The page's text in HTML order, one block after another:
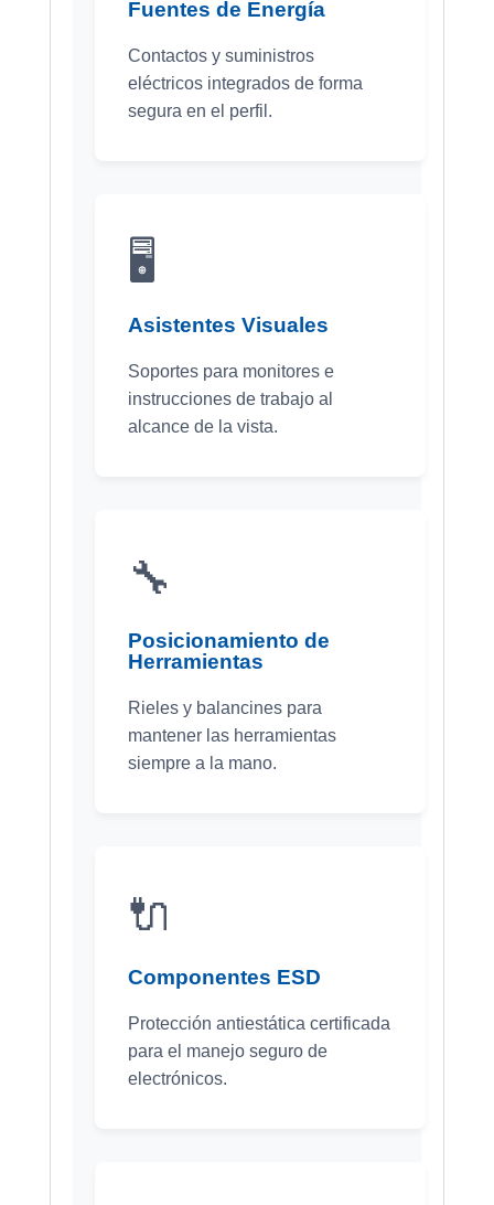
Fuentes de Energía
Contactos y suministros
eléctricos integrados de forma
segura en el perfil.
🖥️
Asistentes Visuales
Soportes para monitores e
instrucciones de trabajo al
alcance de la vista.
🔧
Posicionamiento de
Herramientas
Rieles y balancines para
mantener las herramientas
siempre a la mano.
🔌
Componentes ESD
Protección antiestática certificada
para el manejo seguro de
electrónicos.